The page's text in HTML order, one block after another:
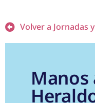
Volver a Jornadas
Manos